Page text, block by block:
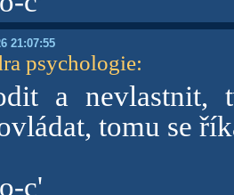
21:07:55
psychologie:
a nevlastnit,
tomu se
c'